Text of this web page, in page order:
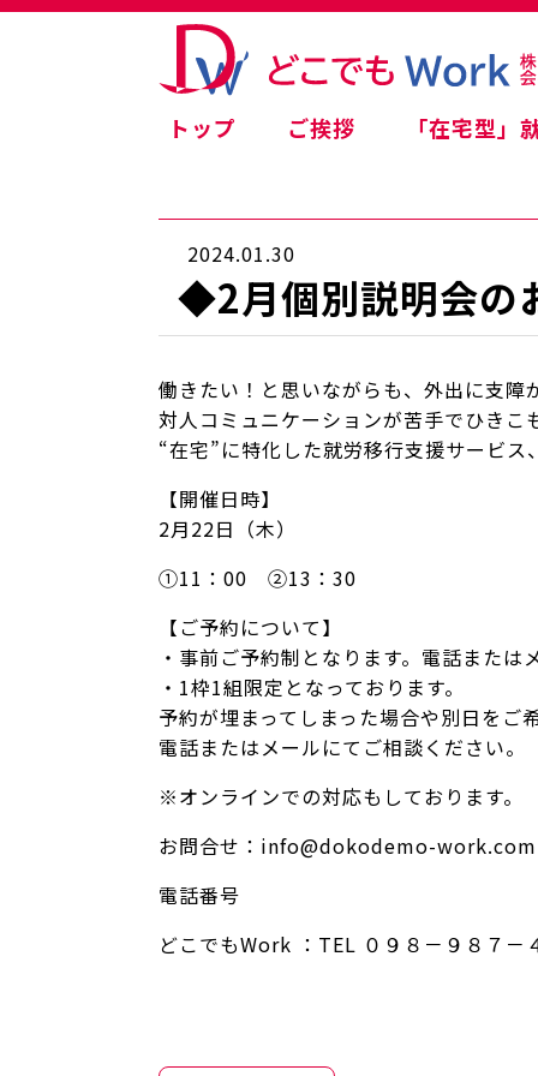
トップ ご挨拶 「在宅型」
2024.01.30
◆2月個別説明会の
働きたい！と思いながらも、外出に支障
対人コミュニケーションが苦手でひきこ
“在宅”に特化した就労移行支援サービス
【開催日時】
2月22日（木）
①11：00 ②13：30
【ご予約について】
・事前ご予約制となります。電話または
・1枠1組限定となっております。
予約が埋まってしまった場合や別日をご
電話またはメールにてご相談ください。
※オンラインでの対応もしております。
お問合せ：info@dokodemo-work.com
電話番号
どこでもWork ：TEL ０９８－９８７－
投